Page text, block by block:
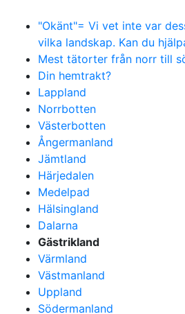
"Okänt"= Vi vet inte var
vilka landskap. Kan du
Mest tätorter från norr till
Din hemtrakt?
Lappland
Norrbotten
Västerbotten
Ångermanland
Jämtland
Härjedalen
Medelpad
Hälsingland
Dalarna
Gästrikland
Värmland
Västmanland
Uppland
Södermanland